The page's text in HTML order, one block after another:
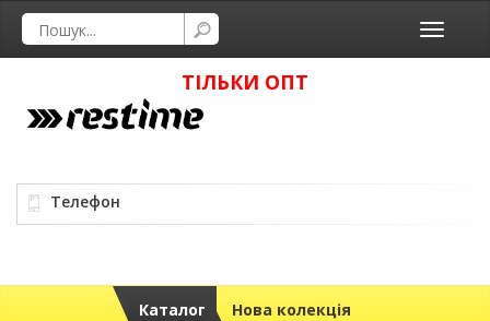
Toggle
ТІЛЬКИ ОПТ
Телефон
Каталог Нова колекція